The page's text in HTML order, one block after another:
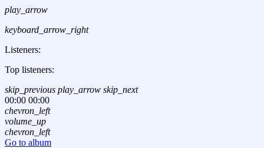
play_arrow
keyboard_arrow_right
Listeners:
Top listeners:
skip_previous play_arrow skip_next
00:00 00:00
chevron_left
volume_up
chevron_left
Go to album